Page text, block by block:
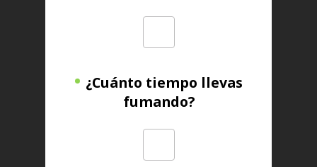
¿Cuánto tiempo llevas
fumando?